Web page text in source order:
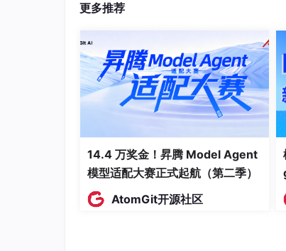
更多推荐
14.4 万奖金！昇腾 Model Agent
模型适配大赛正式起航（第二季）
AtomGit开源社区